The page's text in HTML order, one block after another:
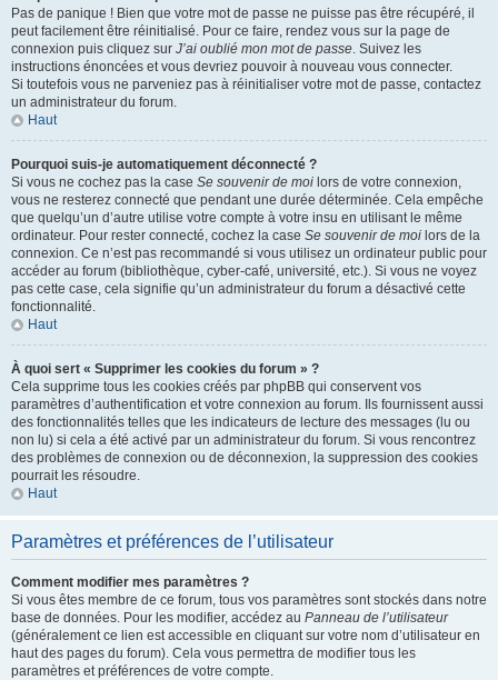
Pas de panique ! Bien que votre mot de passe ne puisse pas être récupéré, il
peut facilement être réinitialisé. Pour ce faire, rendez vous sur la page de
connexion puis cliquez sur J’ai oublié mon mot de passe. Suivez les
instructions énoncées et vous devriez pouvoir à nouveau vous connecter.
Si toutefois vous ne parveniez pas à réinitialiser votre mot de passe, contactez
un administrateur du forum.
Haut
Pourquoi suis-je automatiquement déconnecté ?
Si vous ne cochez pas la case Se souvenir de moi lors de votre connexion,
vous ne resterez connecté que pendant une durée déterminée. Cela empêche
que quelqu’un d’autre utilise votre compte à votre insu en utilisant le même
ordinateur. Pour rester connecté, cochez la case Se souvenir de moi lors de la
connexion. Ce n’est pas recommandé si vous utilisez un ordinateur public pour
accéder au forum (bibliothèque, cyber-café, université, etc.). Si vous ne voyez
pas cette case, cela signifie qu’un administrateur du forum a désactivé cette
fonctionnalité.
Haut
À quoi sert « Supprimer les cookies du forum » ?
Cela supprime tous les cookies créés par phpBB qui conservent vos
paramètres d’authentification et votre connexion au forum. Ils fournissent aussi
des fonctionnalités telles que les indicateurs de lecture des messages (lu ou
non lu) si cela a été activé par un administrateur du forum. Si vous rencontrez
des problèmes de connexion ou de déconnexion, la suppression des cookies
pourrait les résoudre.
Haut
Paramètres et préférences de l’utilisateur
Comment modifier mes paramètres ?
Si vous êtes membre de ce forum, tous vos paramètres sont stockés dans notre
base de données. Pour les modifier, accédez au Panneau de l’utilisateur
(généralement ce lien est accessible en cliquant sur votre nom d’utilisateur en
haut des pages du forum). Cela vous permettra de modifier tous les
paramètres et préférences de votre compte.